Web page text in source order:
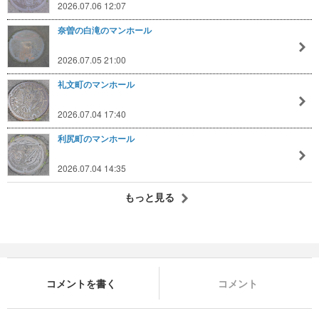
2026.07.06 12:07
奈曽の白滝のマンホール
2026.07.05 21:00
礼文町のマンホール
2026.07.04 17:40
利尻町のマンホール
2026.07.04 14:35
もっと見る
コメントを書く コメント